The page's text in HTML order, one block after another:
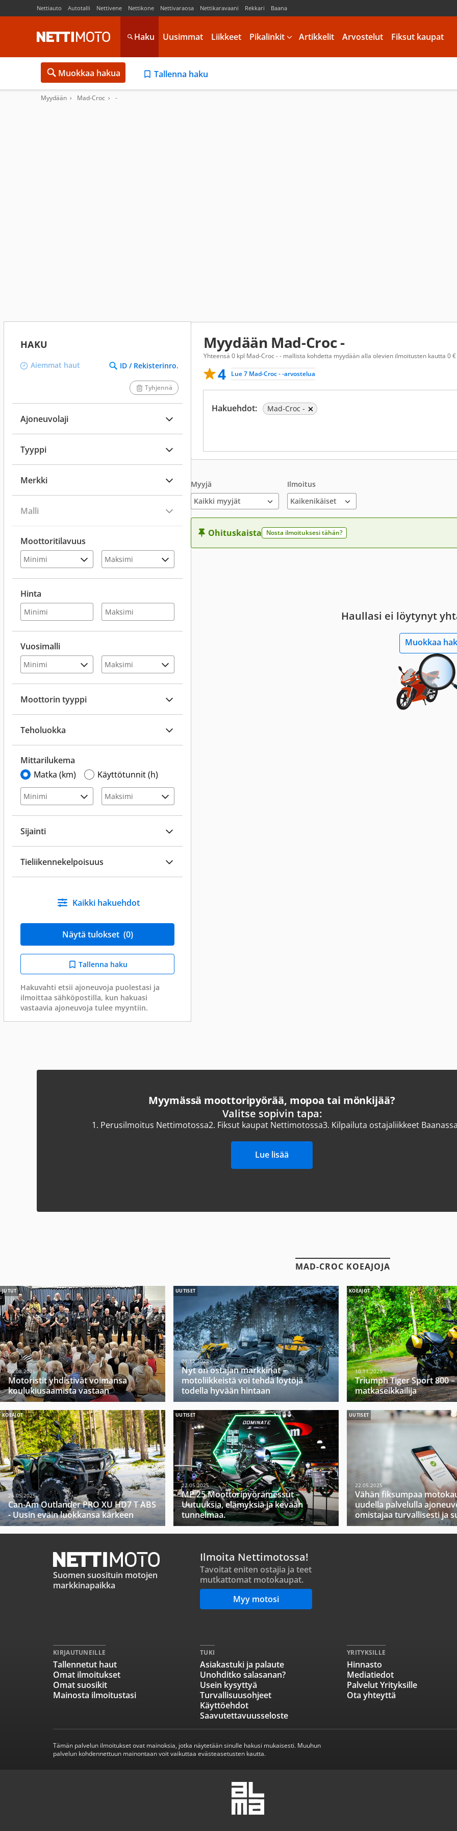
Nettiauto Autotalli Nettivene Nettikone Nettivaraosa Nettikaravaani Rekkari Baana
Haku Uusimmat Liikkeet Pikalinkit Artikkelit Arvostelut Fiksut kaupat
Muokkaa hakua Tallenna haku
Myydään Mad-Croc -
HAKU
Aiemmat haut ID / Rekisterinro.
Tyhjennä
Ajoneuvolaji
Tyyppi
Merkki
Malli
Moottoritilavuus
Hinta
Vuosimalli
Moottorin tyyppi
Teholuokka
Mittarilukema
Matka (km)
Käyttötunnit (h)
Sijainti
Tieliikennekelpoisuus
Kaikki hakuehdot
Näytä tulokset (0)
Tallenna haku
Hakuvahti etsii ajoneuvoja puolestasi ja
ilmoittaa sähköpostilla, kun hakuasi
vastaavia ajoneuvoja tulee myyntiin.
Myydään Mad-Croc -
Yhteensä 0 kpl Mad-Croc - - mallista kohdetta myydään alla olevien ilmoitusten kautta 0
4 Lue 7 Mad-Croc - -arvostelua
Hakuehdot: Mad-Croc -
Myyjä
Kaikki myyjät
Ilmoitus
Ohituskaista Nosta ilmoituksesi tähän?
Haullasi ei löytynyt
Muokkaa
Myymässä moottoripyörää, mopoa tai mönkijää?
Valitse sopivin tapa:
1. Perusilmoitus Nettimotossa2. Fiksut kaupat Nettimotossa3. Kilpailuta ostajaliikkeet
Lue lisää
MAD-CROC KOEAJOJA
JUTUT
06.08.2026
Motoristit yhdistivät voimansa
koulukiusaamista vastaan
UUTISET
01.12.2025
Nyt on ostajan markkinat –
motoliikkeistä voi tehdä löytöjä
todella hyvään hintaan
KOEAJOT
10.11.2025
Triumph Tiger Sport 800
matkaseikkailija
KOEAJOT
26.05.2025
Can-Am Outlander PRO XU HD7 T ABS
- Uusin eväin luokkansa kärkeen
UUTISET
22.05.2025
MP 25 Moottoripyörämessut –
Uutuuksia, elämyksiä ja kevään
tunnelmaa.
UUTISET
22.05.2025
Vähän fiksumpaa
uudella palvelulla
omistajaa turvallisesti ja
Suomen suosituin motojen
markkinapaikka
Ilmoita Nettimotossa!
Tavoitat eniten ostajia ja teet
mutkattomat motokaupat.
Myy motosi
KIRJAUTUNEILLE
Tallennetut haut
Omat ilmoitukset
Omat suosikit
Mainosta ilmoitustasi
TUKI
Asiakastuki ja palaute
Unohditko salasanan?
Usein kysyttyä
Turvallisuusohjeet
Käyttöehdot
Saavutettavuusseloste
YRITYKSILLE
Hinnasto
Mediatiedot
Palvelut Yrityksille
Ota yhteyttä
Tämän palvelun ilmoitukset ovat mainoksia, jotka näytetään sinulle hakusi mukaisesti. Muuhun
palvelun kohdennettuun mainontaan voit vaikuttaa evästeasetusten kautta.